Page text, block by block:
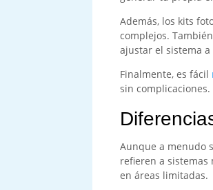
Además, los kits
complejos.
ajustar el sistema
Finalmente, es fácil
sin complicaciones.
Aunque a menudo
refieren a sistemas
en áreas limitadas.